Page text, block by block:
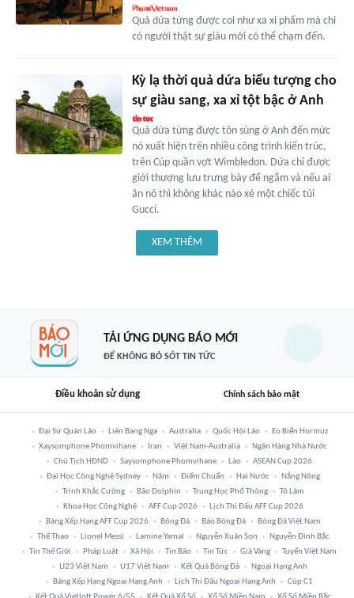
Quả dứa từng được coi như xa xỉ phẩm mà chỉ
có người thật sự giàu mới có thể chạm đến.
Kỳ lạ thời quả dứa biểu tượng cho
sự giàu sang, xa xỉ tột bậc ở Anh
Quả dứa từng được tôn sùng ở Anh đến mức
nó xuất hiện trên nhiều công trình kiến trúc,
trên Cúp quần vợt Wimbledon. Dứa chỉ được
giới thượng lưu trưng bày để ngắm và nếu ai
ăn nó thì không khác nào xé một chiếc túi
Gucci.
XEM THÊM
TẢI ỨNG DỤNG BÁO MỚI
ĐỂ KHÔNG BỎ SÓT TIN TỨC
Điều khoản sử dụng Chính sách bảo mật
Đại Sứ Quán Lào Liên Bang Nga Australia Quốc Hội Lào
Eo Biển Hormuz
Xaysomphone Phomvihane
Iran Việt Nam-Australia
Ngân Hàng Nhà Nước
Chủ Tịch HĐND
Saysomphone Phomvihane Lào
ASEAN Cup 2026
Đại Học Công Nghệ Sydney
Năm Điểm Chuẩn Hai Nước
Nắng Nóng
Trịnh Khắc Cường
Bão Dolphin Trung Học Phổ Thông
Tô Lâm
Khoa Học Công Nghệ
AFF Cup 2026
Lịch Thi Đấu AFF Cup 2026
Bảng Xếp Hạng AFF Cup 2026
Bóng Đá Báo Bóng Đá
Bóng Đá Việt Nam
Thể Thao
Lionel Messi Lamine Yamal Nguyễn Xuân Son
Nguyễn Đình Bắc
Tin Thế Giới
Pháp Luật Xã Hội Tin Bão Tin Tức Giá Vàng
Tuyển Việt Nam
U23 Việt Nam
U17 Việt Nam Kết Quả Bóng Đá
Ngoại Hạng Anh
Bảng Xếp Hạng Ngoại Hạng Anh
Lịch Thi Đấu Ngoại Hạng Anh
Cúp C1